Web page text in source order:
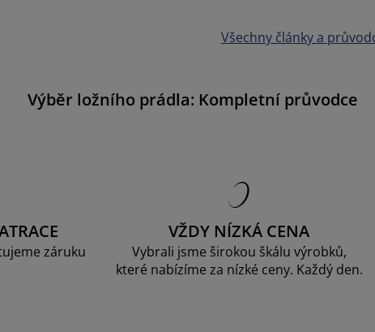
Všechny články a
Výběr ložního prádla: Kompletní průvodce
záruku
VŽDY NÍZKÁ CENA
Vybrali jsme širokou škálu výrobků,
které nabízíme za nízké ceny. Každý den.